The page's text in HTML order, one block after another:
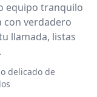
equipo tranquilo
con verdadero
llamada, listas
delicado de